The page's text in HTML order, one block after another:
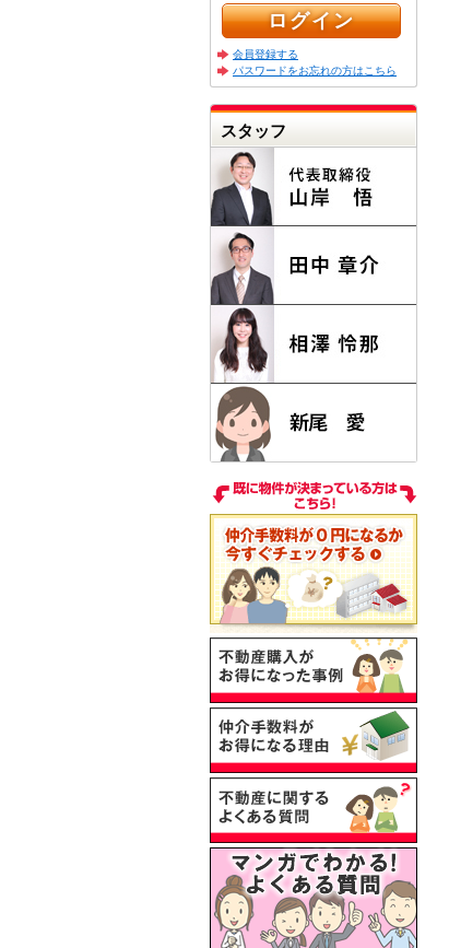
会員登録する
パスワードをお忘れの方はこちら
スタッフ